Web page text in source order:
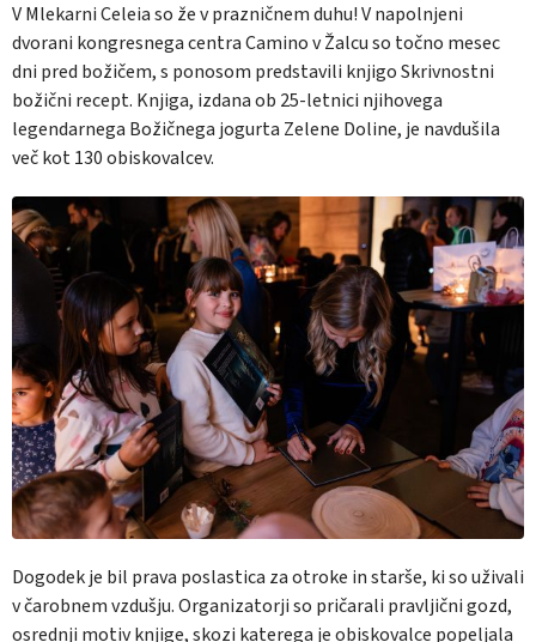
V Mlekarni Celeia so že v prazničnem duhu! V napolnjeni
dvorani kongresnega centra Camino v Žalcu so točno mesec
dni pred božičem, s ponosom predstavili knjigoSkrivnostni
božični recept. Knjiga, izdana ob 25-letnici njihovega
legendarnega Božičnega jogurta Zelene Doline, je navdušila
več kot 130 obiskovalcev.
Dogodek je bil prava poslastica za otroke in starše, ki so uživali
v čarobnem vzdušju. Organizatorji so pričarali pravljični gozd,
osrednji motiv knjige, skozi katerega je obiskovalce popeljala